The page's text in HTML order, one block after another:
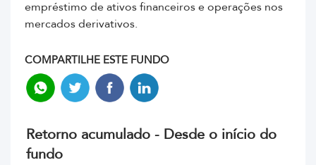
empréstimo de ativos financeiros e operações nos
mercados derivativos.
COMPARTILHE ESTE FUNDO
Retorno acumulado - Desde o início do
fundo